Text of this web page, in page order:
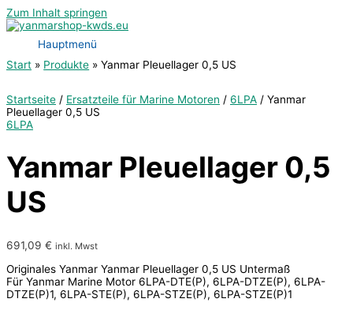
Zum Inhalt springen
Hauptmenü
Start
Produkte Yanmar Pleuellager 0,5 US
Startseite / Ersatzteile für Marine Motoren / 6LPA / Yanmar
Pleuellager 0,5 US
6LPA
Yanmar Pleuellager 0,5
US
691,09 € inkl. Mwst
Originales Yanmar Yanmar Pleuellager 0,5 US Untermaß
Für Yanmar Marine Motor 6LPA-DTE(P), 6LPA-DTZE(P), 6LPA-
DTZE(P)1, 6LPA-STE(P), 6LPA-STZE(P), 6LPA-STZE(P)1